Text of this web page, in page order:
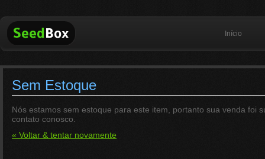
Início
Sem Estoque
Nós estamos sem estoque para este item, portanto sua venda foi
contato conosco.
« Voltar & tentar novamente